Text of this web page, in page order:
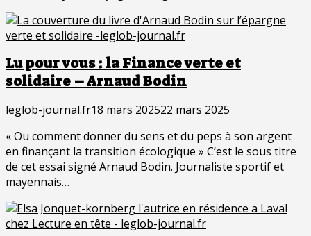
Lu pour vous : la Finance verte et
solidaire – Arnaud Bodin
leglob-journal.fr18 mars 202522 mars 2025
« Ou comment donner du sens et du peps à son argent
en finançant la transition écologique » C’est le sous titre
de cet essai signé Arnaud Bodin. Journaliste sportif et
mayennais…